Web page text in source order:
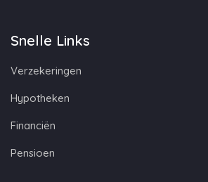
Snelle Links
Verzekeringen
Hypotheken
Financiën
Pensioen